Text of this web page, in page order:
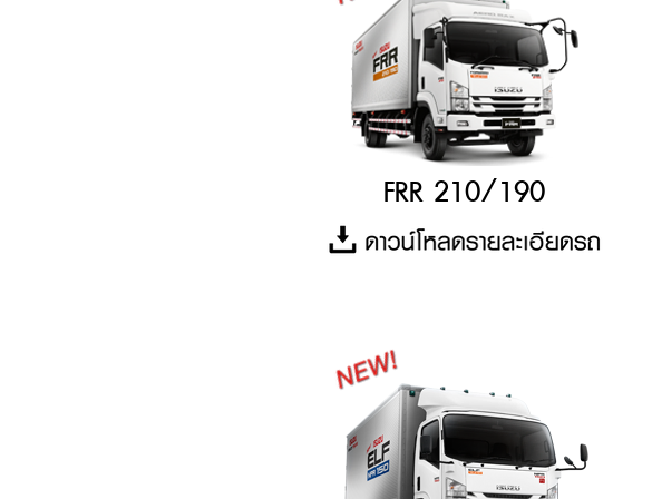
FRR 210/190